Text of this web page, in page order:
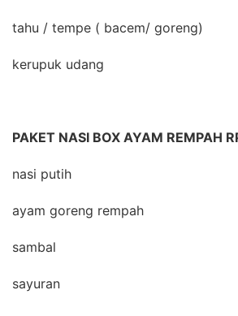
tahu / tempe ( bacem/ goreng)
kerupuk udang
PAKET NASI BOX AYAM REMPAH
nasi putih
ayam goreng rempah
sambal
sayuran